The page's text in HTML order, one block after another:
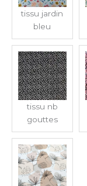
tissu jardin
bleu
tissu nb
gouttes